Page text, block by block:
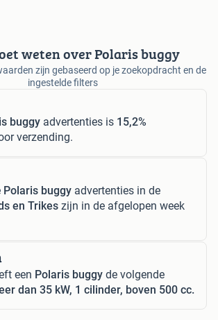
weten over Polaris buggy
zijn gebaseerd op je zoekopdracht en de
ingestelde filters
buggy advertenties is 15,2%
verzending.
Polaris buggy advertenties in de
en Trikes zijn in de afgelopen week
een Polaris buggy de volgende
dan 35 kW, 1 cilinder, boven 500 cc.